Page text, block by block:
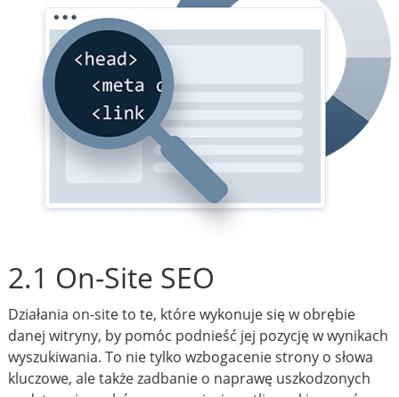
2.1 On-Site SEO
Działania on-site to te, które wykonuje się w obrębie
danej witryny, by pomóc podnieść jej pozycję w wynikach
wyszukiwania. To nie tylko wzbogacenie strony o słowa
kluczowe, ale także zadbanie o naprawę uszkodzonych